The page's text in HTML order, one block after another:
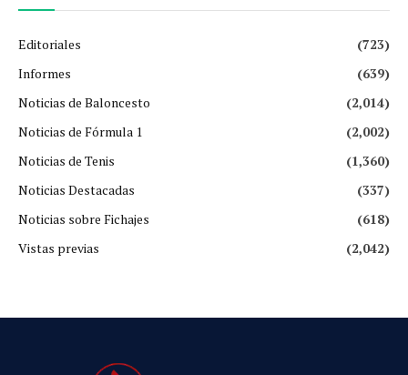
Editoriales
(723)
Informes
(639)
Noticias de Baloncesto
(2,014)
Noticias de Fórmula 1
(2,002)
Noticias de Tenis
(1,360)
Noticias Destacadas
(337)
Noticias sobre Fichajes
(618)
Vistas previas
(2,042)